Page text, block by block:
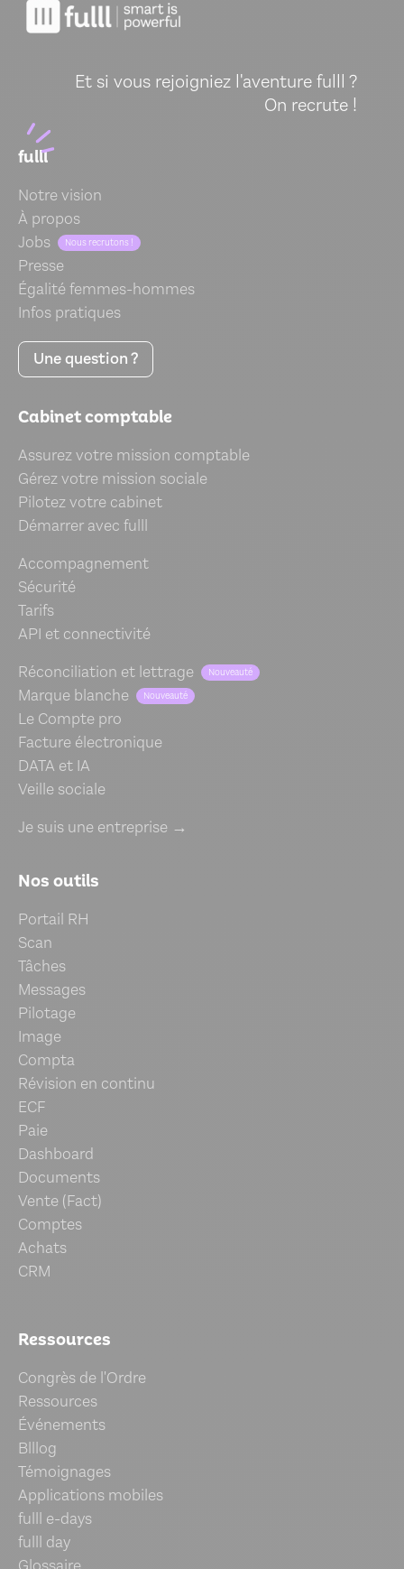
Et si vous rejoigniez l'aventure fulll ?
On recrute !
fulll
Notre vision
À propos
Jobs
Nous recrutons !
Presse
Égalité femmes-hommes
Infos pratiques
Une question ?
Cabinet comptable
Assurez votre mission comptable
Gérez votre mission sociale
Pilotez votre cabinet
Démarrer avec fulll
Accompagnement
Sécurité
Tarifs
API et connectivité
Réconciliation et lettrage
Nouveauté
Marque blanche Nouveauté
Le Compte pro
Facture électronique
DATA et IA
Veille sociale
Je suis une entreprise →
Nos outils
Portail RH
Scan
Tâches
Messages
Pilotage
Image
Compta
Révision en continu
ECF
Paie
Dashboard
Documents
Vente (Fact)
Comptes
Achats
CRM
Ressources
Congrès de l'Ordre
Ressources
Événements
Blllog
Témoignages
Applications mobiles
fulll e-days
fulll day